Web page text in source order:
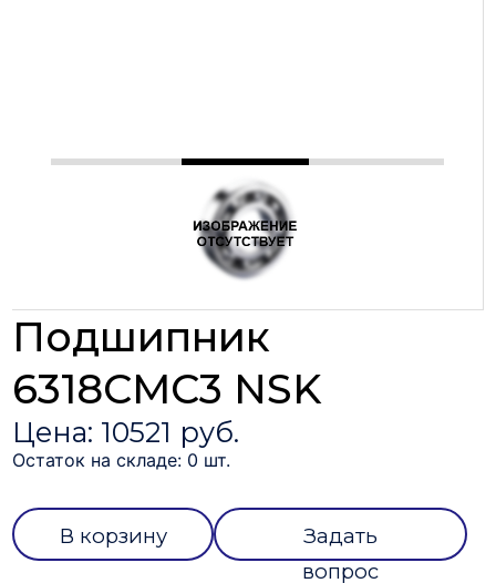
Подшипник
6318CMC3 NSK
Цена: 10521 руб.
Остаток на складе: 0 шт.
В корзину
Задать
вопрос